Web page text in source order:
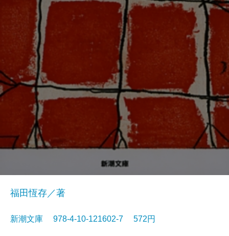
福田恆存／著
新潮文庫 978-4-10-121602-7 572円